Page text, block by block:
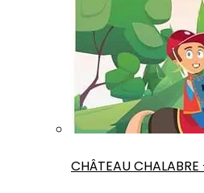
CHÂTEAU CHALABRE